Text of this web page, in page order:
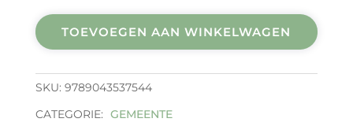
aantal
TOEVOEGEN AAN WINKELWAGEN
SKU: 9789043537544
CATEGORIE: GEMEENTE